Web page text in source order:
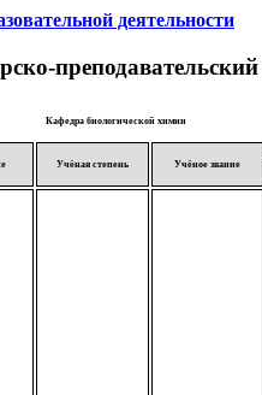
деятельности
преподавательский
Кафедра биологической химии
Учёная степень Учёное звание